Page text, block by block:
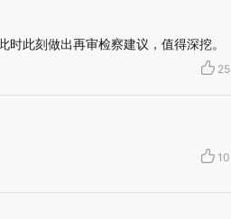
此刻做出再审检察建议，值得深挖。
25
10